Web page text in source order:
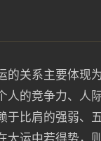
的关系主要体现
人的竞争力、人
于比肩的强弱、
大运中若得势，